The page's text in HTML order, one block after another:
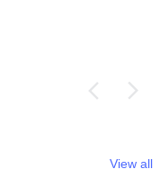
View all